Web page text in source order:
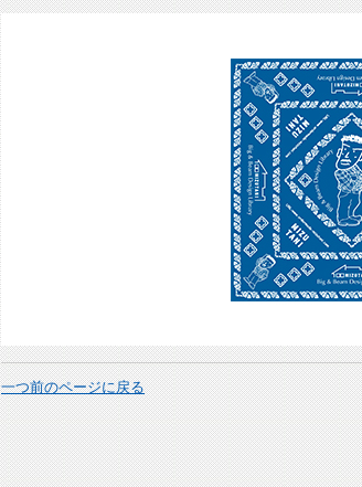
一つ前のページに戻る